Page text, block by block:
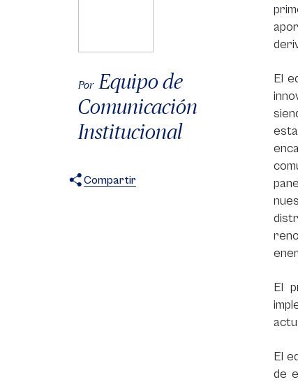
Por Equipo de
Comunicación
Institucional
Compartir
El
El
El
de